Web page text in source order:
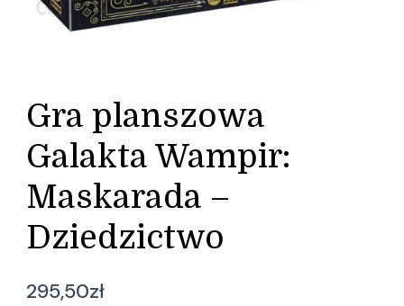
Gra planszowa
Galakta Wampir:
Maskarada –
Dziedzictwo
295,50zł